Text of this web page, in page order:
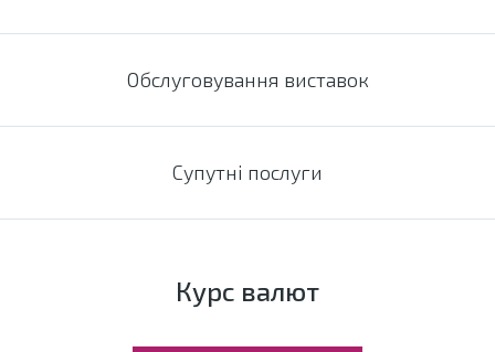
Обслуговування виставок
Супутні послуги
Курс валют